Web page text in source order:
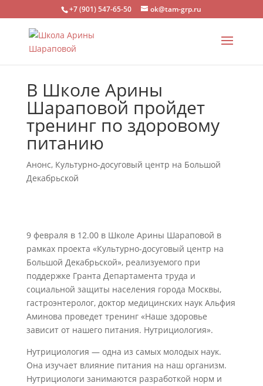
+7 (901) 547-65-50 ok@tam-grp.ru
В Школе Арины
Шараповой пройдет
тренинг по здоровому
питанию
Анонс, Культурно-досуговый центр на Большой
Декабрьской
9 февраля в 12.00 в Школе Арины Шараповой в
рамках проекта «Культурно-досуговый центр на
Большой Декабрьской», реализуемого при
поддержке Гранта Департамента труда и
социальной защиты населения города Москвы,
гастроэнтеролог, доктор медицинских наук Альфия
Аминова проведет тренинг «Наше здоровье
зависит от нашего питания. Нутрициология».
Нутрициология — одна из самых молодых наук.
Она изучает влияние питания на наш организм.
Нутрициологи занимаются разработкой норм и